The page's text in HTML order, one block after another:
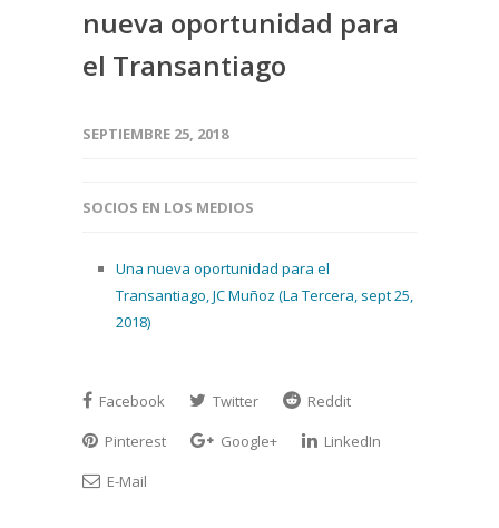
nueva oportunidad para
el Transantiago
SEPTIEMBRE 25, 2018
SOCIOS EN LOS MEDIOS
Una nueva oportunidad para el
Transantiago, JC Muñoz (La Tercera, sept 25,
2018)
Facebook Twitter
Reddit
Pinterest
Google+
LinkedIn
E-Mail